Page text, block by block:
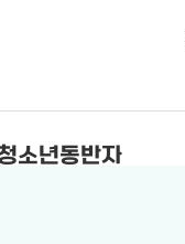
소년동반자